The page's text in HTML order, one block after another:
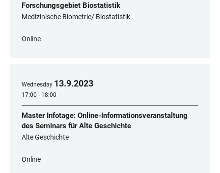
Forschungsgebiet Biostatistik
Medizinische Biometrie/ Biostatistik
Online
Wednesday 13.9.2023
17:00 - 18:00
Master Infotage: Online-Informationsveranstaltung
des Seminars für Alte Geschichte
Alte Geschichte
Online